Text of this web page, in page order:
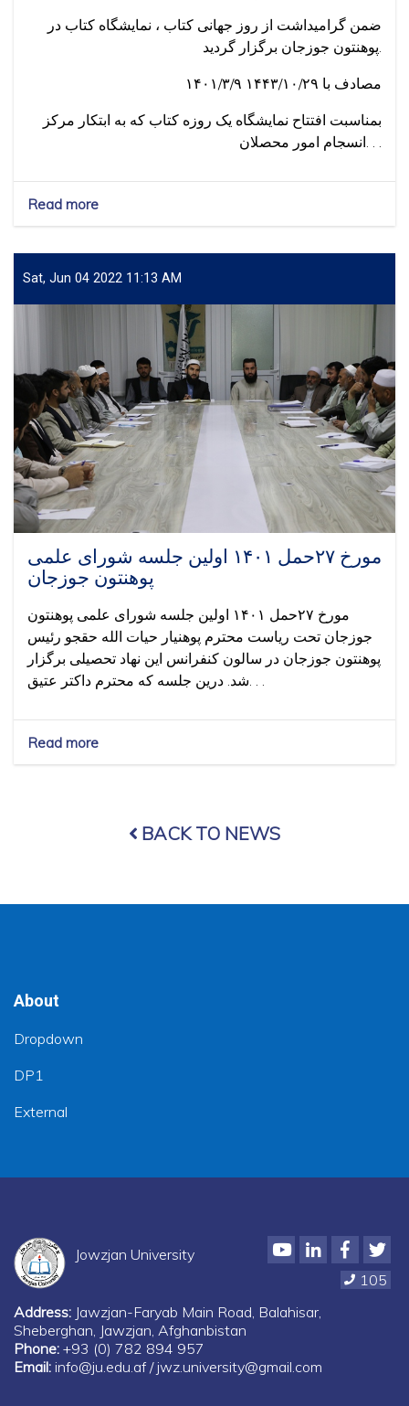
ضمن گرامیداشت از روز جهانی کتاب ، نمایشگاه کتاب در
۱۴۰۱/۳/۹ مصادف با ۱۴۴۳/۱۰/۲۹
بمناسبت افتتاح نمایشگاه یک روزه کتاب که به ابتکار مرکز
Read more
گرامیداشت
روز
جهانی
در
پوهنتون
جوزجان
برگزار
گردید
Sat, Jun 04 2022 11:13 AM
مورخ ۲۷حمل ۱۴۰۱ اولین جلسه شورای علمی
پوهنتون جوزجان
مورخ ۲۷حمل ۱۴۰۱ اولین جلسه شورای علمی پوهنتون
جوزجان تحت ریاست محترم پوهنیار حیات الله حقجو رئیس
پوهنتون جوزجان در سالون کنفرانس این نهاد تحصیلی برگزار
Read more
مورخ
جلسه
جوزجان
BACK TO NEWS
About
Dropdown
DP1
External
Jowzjan University YoutubeLinkedIn
105
Address: Jawzjan-Faryab Main Road, Balahisar,
Sheberghan, Jawzjan, Afghanbistan
Phone: +93 (0) 782 894 957
Email: info@ju.edu.af / jwz.university@gmail.com